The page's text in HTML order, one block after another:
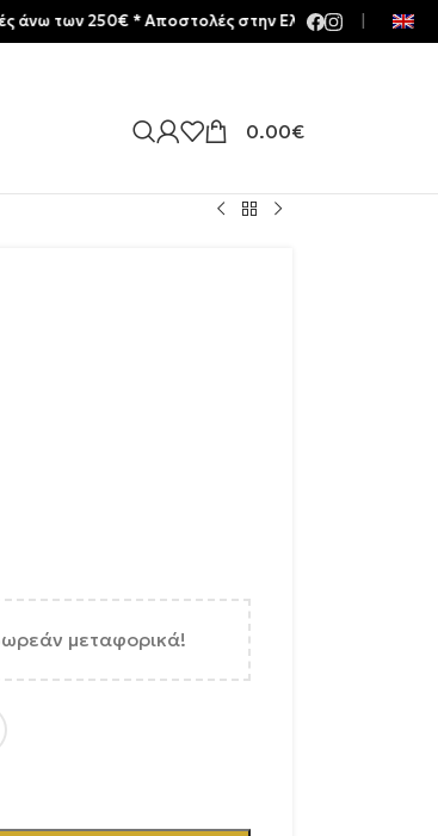
0.00€
μεταφορικά!
250€ * Aποστολές στην Ελλάδα | Meltemia Exclusive